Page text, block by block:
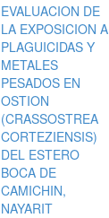
EVALUACION DE
LA EXPOSICION A
PLAGUICIDAS Y
METALES
PESADOS EN
OSTION
(CRASSOSTREA
CORTEZIENSIS)
DEL ESTERO
BOCA DE
CAMICHIN,
NAYARIT